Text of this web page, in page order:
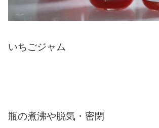
いちごジャム
瓶の煮沸や脱気・密閉